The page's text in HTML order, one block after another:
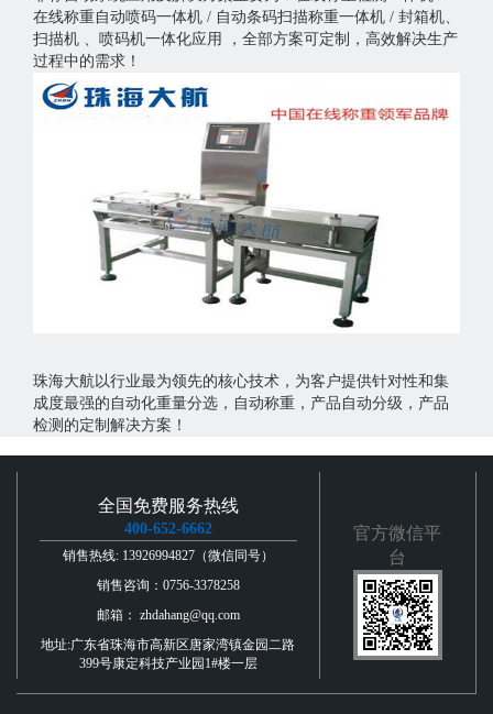
在线称重自动喷码一体机 / 自动条码扫描称重一体机 / 封箱机、
扫描机 、喷码机一体化应用 ，全部方案可定制，高效解决生产
过程中的需求！
珠海大航以行业最为领先的核心技术，为客户提供针对性和集
成度最强的自动化重量分选，自动称重，产品自动分级，产品
检测的定制解决方案！
全国免费服务热线
400-652-6662
销售热线: 13926994827（微信同号）
销售咨询：0756-3378258
邮箱： zhdahang@qq.com
地址:广东省珠海市高新区唐家湾镇金园二路
399号康定科技产业园1#楼一层
官方微信平
台